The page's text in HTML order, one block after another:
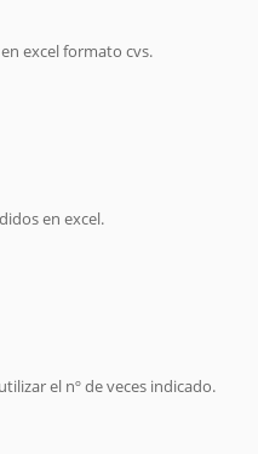
excel formato cvs.
en excel.
el nº de veces indicado.